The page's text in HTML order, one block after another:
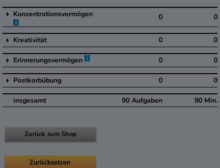
Konzentrationsvermögen
i
0 0
Kreativität 0 0
Erinnerungsvermögen i 0 0
Postkorbübung 0 0
insgesamt 90 Aufgaben 90 Min.
Zurück zum Shop